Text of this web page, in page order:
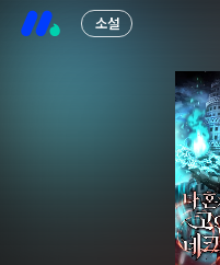
소설